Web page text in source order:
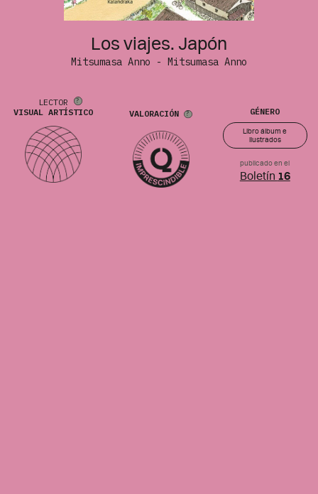
Los viajes. Japón
Mitsumasa Anno - Mitsumasa Anno
LECTOR
VISUAL ARTÍSTICO
VALORACIÓN GÉNERO
Libro álbum e
ilustrados
publicado en el
Boletín 16